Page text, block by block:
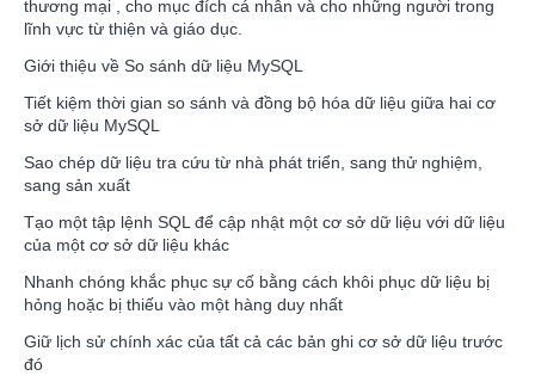
thương mại , cho mục đích cá nhân và cho những người trong
lĩnh vực từ thiện và giáo dục.
Giới thiệu về So sánh dữ liệu MySQL
Tiết kiệm thời gian so sánh và đồng bộ hóa dữ liệu giữa hai cơ
sở dữ liệu MySQL
Sao chép dữ liệu tra cứu từ nhà phát triển, sang thử nghiệm,
sang sản xuất
Tạo một tập lệnh SQL để cập nhật một cơ sở dữ liệu với dữ liệu
của một cơ sở dữ liệu khác
Nhanh chóng khắc phục sự cố bằng cách khôi phục dữ liệu bị
hỏng hoặc bị thiếu vào một hàng duy nhất
Giữ lịch sử chính xác của tất cả các bản ghi cơ sở dữ liệu trước
đó